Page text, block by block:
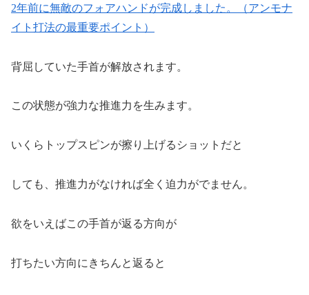
2年前に無敵のフォアハンドが完成しました。（アンモナ
イト打法の最重要ポイント）
背屈していた手首が解放されます。
この状態が強力な推進力を生みます。
いくらトップスピンが擦り上げるショットだと
しても、推進力がなければ全く迫力がでません。
欲をいえばこの手首が返る方向が
打ちたい方向にきちんと返ると